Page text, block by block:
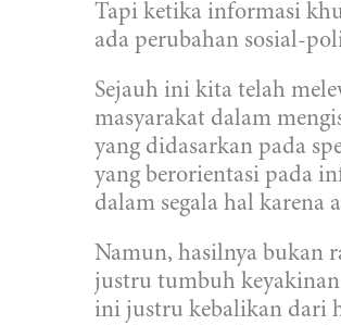
Tapi ketika informasi
ada perubahan sosial-
Sejauh ini kita telah
masyarakat dalam
yang didasarkan pada
yang berorientasi pada
dalam segala hal karena
Namun, hasilnya bukan
justru tumbuh
ini justru kebalikan dari